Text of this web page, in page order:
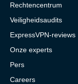
Rechtencentrum
Veiligheidsaudits
ExpressVPN-reviews
Onze experts
Pers
Careers